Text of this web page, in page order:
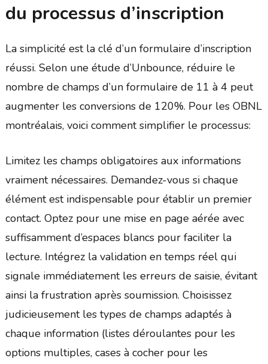
du processus d’inscription
La simplicité est la clé d’un formulaire d’inscription
réussi. Selon une étude d’Unbounce, réduire le
nombre de champs d’un formulaire de 11 à 4 peut
augmenter les conversions de 120%. Pour les OBNL
montréalais, voici comment simplifier le processus:
Limitez les champs obligatoires aux informations
vraiment nécessaires. Demandez-vous si chaque
élément est indispensable pour établir un premier
contact. Optez pour une mise en page aérée avec
suffisamment d’espaces blancs pour faciliter la
lecture. Intégrez la validation en temps réel qui
signale immédiatement les erreurs de saisie, évitant
ainsi la frustration après soumission. Choisissez
judicieusement les types de champs adaptés à
chaque information (listes déroulantes pour les
options multiples, cases à cocher pour les